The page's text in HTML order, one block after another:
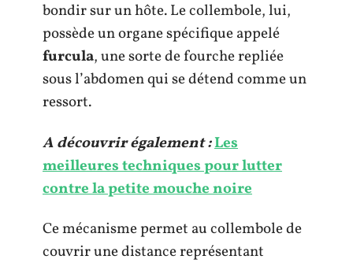
bondir sur un hôte. Le collembole, lui,
possède un organe spécifique appelé
furcula, une sorte de fourche repliée
sous l’abdomen qui se détend comme un
ressort.
A découvrir également :Les
meilleures techniques pour lutter
contre la petite mouche noire
Ce mécanisme permet au collembole de
couvrir une distance représentant